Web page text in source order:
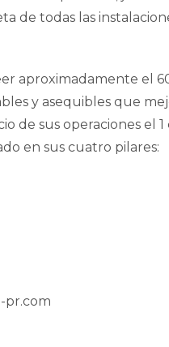
de todas las
aproximadamente el
y asequibles que
de sus operaciones el
en sus cuatro pilares:
pr.com